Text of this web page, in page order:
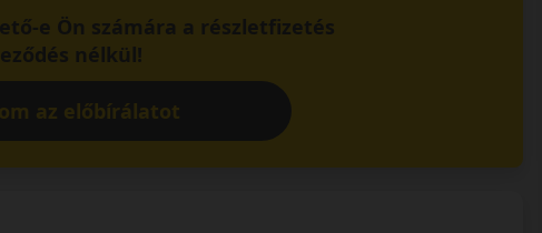
e Ön számára a részletfizetés
nélkül!
az előbírálatot